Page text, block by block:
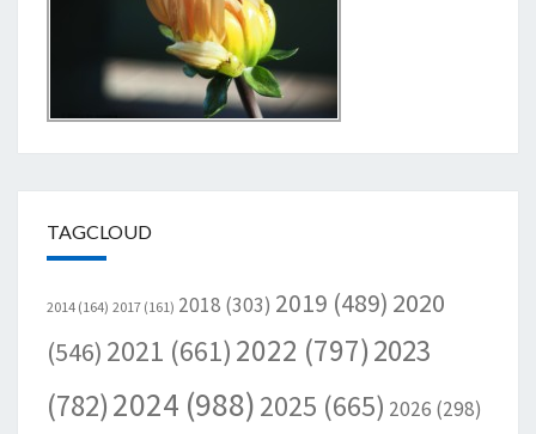
TAGCLOUD
2014 (164) 2017 (161) 2018 (303) 2019 (489) 2020
(546) 2021 (661) 2022 (797)2023
(782)2024 (988) 2025 (665) 2026 (298)